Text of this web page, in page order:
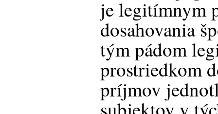
je legitímnym
dosahovania
tým pádom
prostriedkom
príjmov